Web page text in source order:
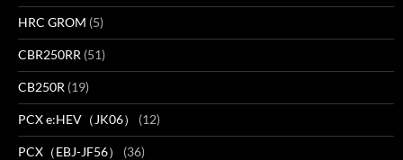
HRC GROM (5)
CBR250RR (51)
CB250R (19)
PCX e:HEV（JK06） (12)
PCX（EBJ-JF56） (36)